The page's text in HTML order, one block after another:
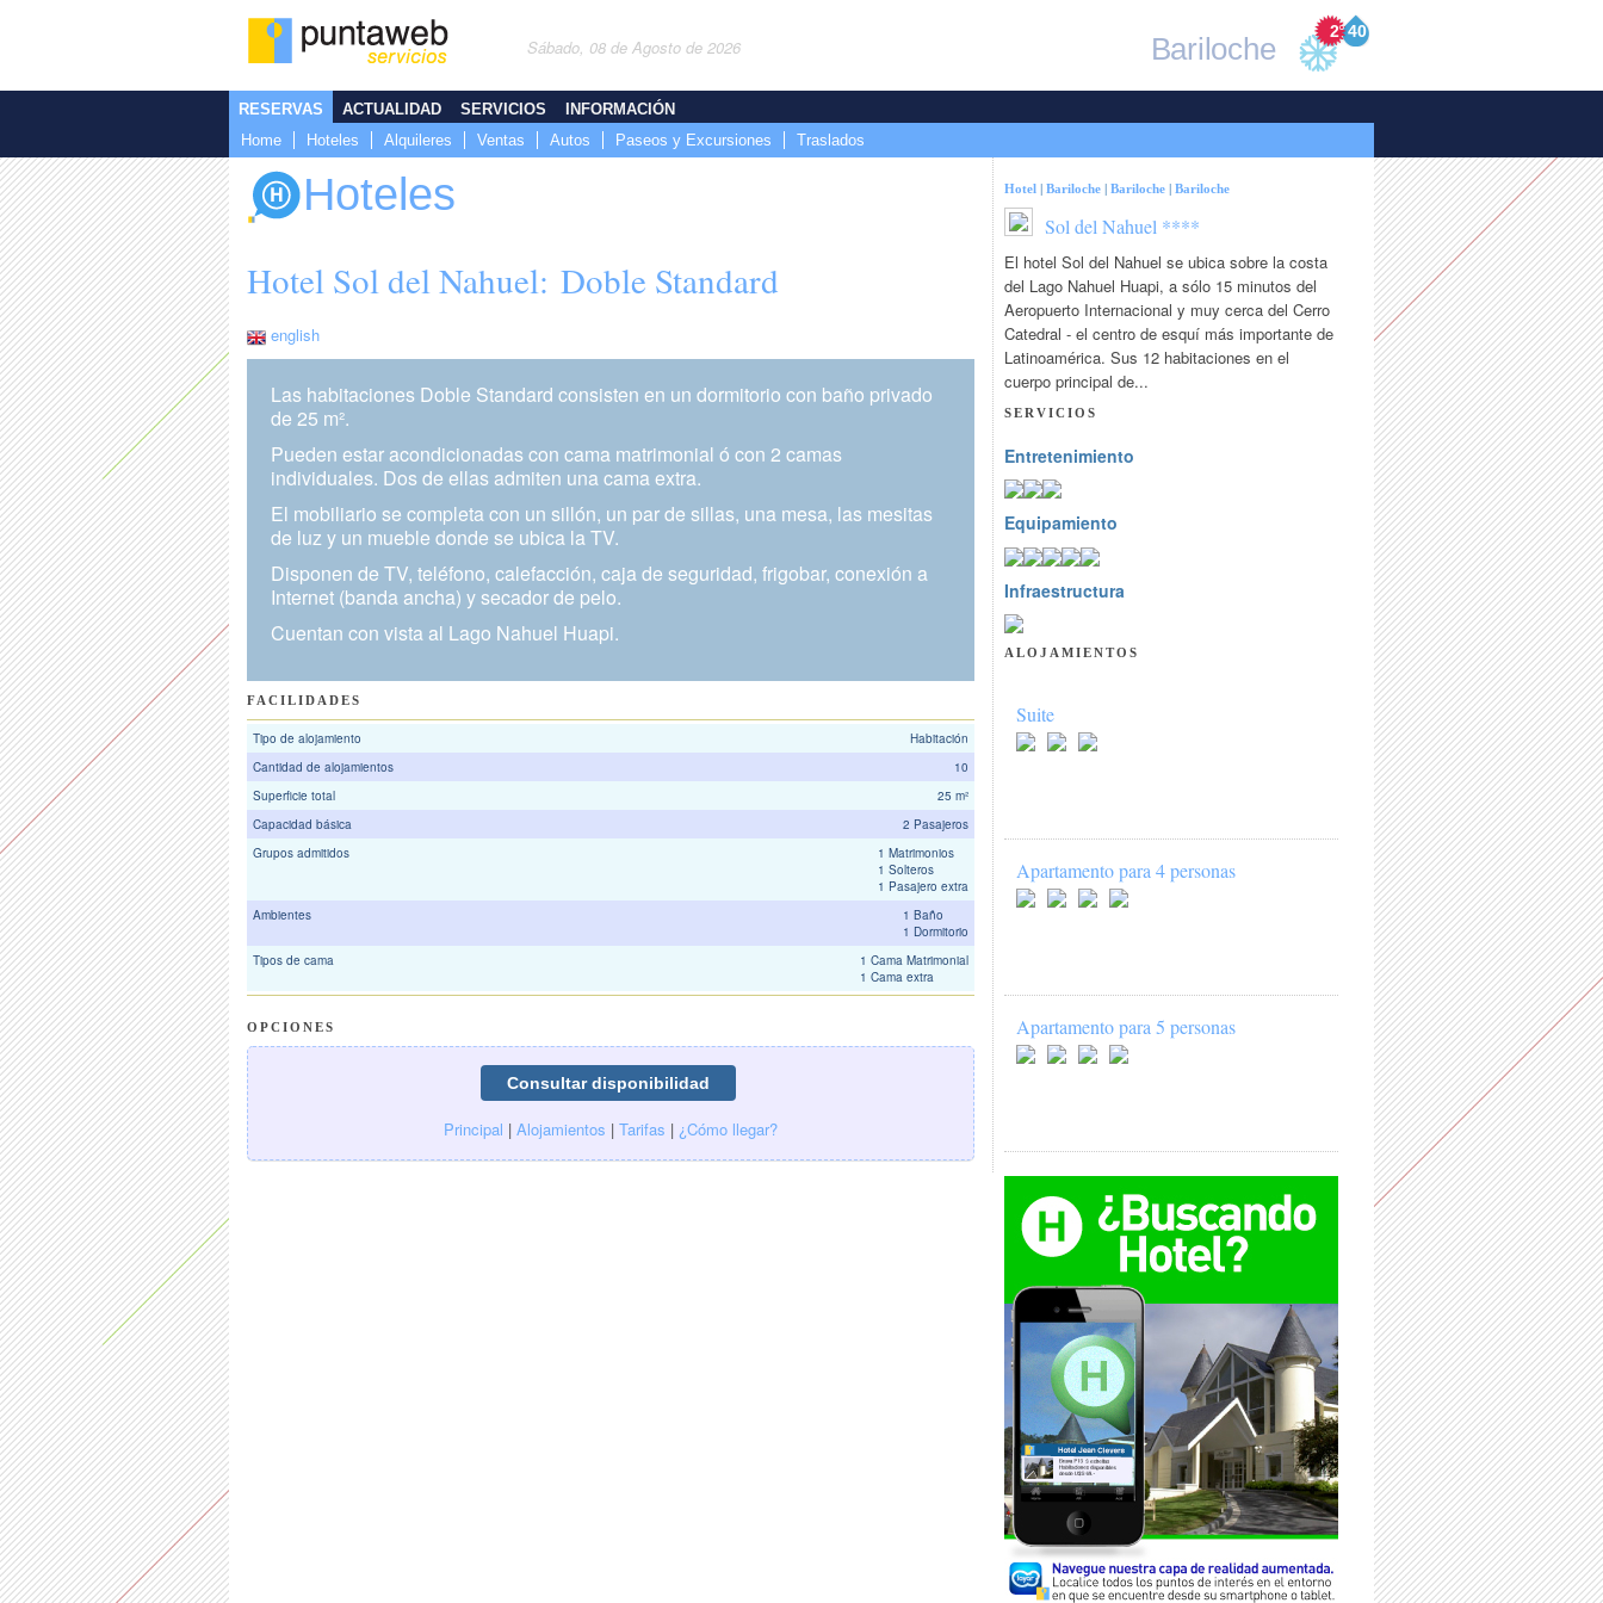
Sábado, 08 de Agosto de 2026
40
2°
Bariloche
RESERVAS
Home
Hoteles Alquileres Ventas Autos Paseos y Excursiones Traslados
ACTUALIDAD SERVICIOS INFORMACIÓN
Hoteles
Hotel Sol del Nahuel: Doble Standard
english
Las habitaciones Doble Standard consisten en un dormitorio con baño privado
de 25 m².
Pueden estar acondicionadas con cama matrimonial ó con 2 camas
individuales. Dos de ellas admiten una cama extra.
El mobiliario se completa con un sillón, un par de sillas, una mesa, las mesitas
de luz y un mueble donde se ubica la TV.
Disponen de TV, teléfono, calefacción, caja de seguridad, frigobar, conexión a
Internet (banda ancha) y secador de pelo.
Cuentan con vista al Lago Nahuel Huapi.
FACILIDADES
Tipo de alojamiento
Habitación
Cantidad de alojamientos
10
Superficie total
25 m²
Capacidad básica
2 Pasajeros
Grupos admitidos
1 Matrimonios
1 Solteros
1 Pasajero extra
Ambientes
1 Baño
1 Dormitorio
Tipos de cama
1 Cama Matrimonial
1 Cama extra
OPCIONES
Principal | Alojamientos | Tarifas | ¿Cómo llegar?
Hotel | Bariloche | Bariloche | Bariloche
Sol del Nahuel ****
El hotel Sol del Nahuel se ubica sobre la costa
del Lago Nahuel Huapi, a sólo 15 minutos del
Aeropuerto Internacional y muy cerca del Cerro
Catedral - el centro de esquí más importante de
Latinoamérica. Sus 12 habitaciones en el
cuerpo principal de...
SERVICIOS
Entretenimiento
Equipamiento
Infraestructura
ALOJAMIENTOS
Suite
Apartamento para 4 personas
Apartamento para 5 personas